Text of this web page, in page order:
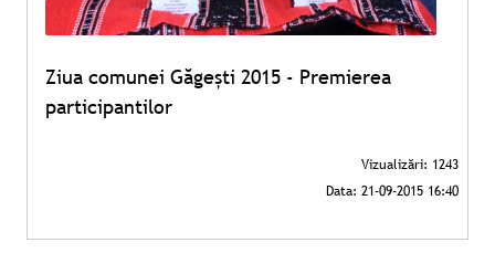
Ziua comunei Găgeşti 2015 - Premierea
participantilor